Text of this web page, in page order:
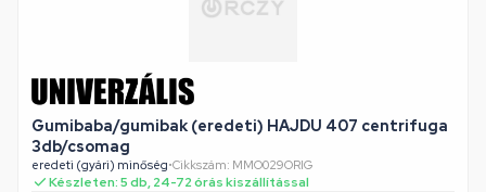
Gumibaba/gumibak (eredeti) HAJDU 407 centrifuga
3db/csomag
eredeti (gyári) minőség•Cikkszám: MMO029ORIG
Készleten: 5 db, 24-72 órás kiszállítással